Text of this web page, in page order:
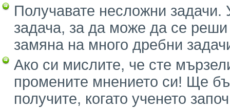
Получавате несложни задачи.
задача, за да може да се
замяна на много дребни
Ако си мислите, че сте
промените мнението си! Ще
получите, когато ученето